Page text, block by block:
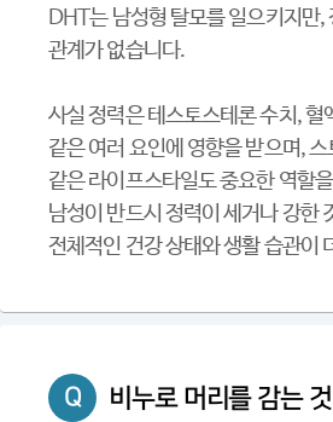
DHT는 남성형 탈모를 일으키지만,
관계가 없습니다.
사실 정력은 테스토스테론 수치, 혈
같은 여러 요인에 영향을 받으며,
같은 라이프스타일도 중요한 역할
남성이 반드시 정력이 세거나 강한
전체적인 건강 상태와 생활 습관이
Q
비누로 머리를 감는